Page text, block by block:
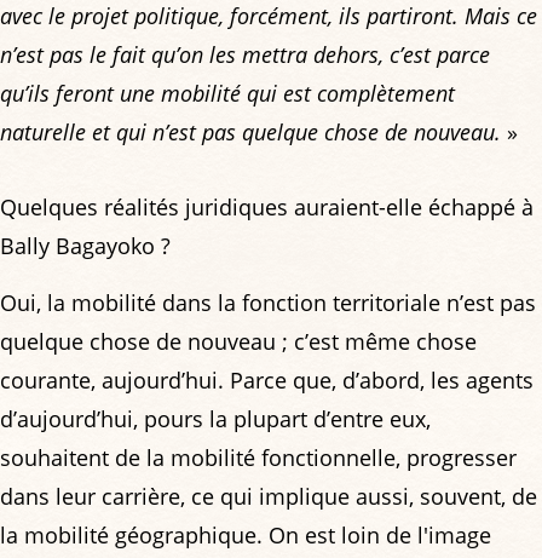
avec le projet politique, forcément, ils partiront. Mais ce
n’est pas le fait qu’on les mettra dehors, c’est parce
qu’ils feront une mobilité qui est complètement
naturelle et qui n’est pas quelque chose de nouveau. »
Quelques réalités juridiques auraient-elle échappé à
Bally Bagayoko ?
Oui, la mobilité dans la fonction territoriale n’est pas
quelque chose de nouveau ; c’est même chose
courante, aujourd’hui. Parce que, d’abord, les agents
d’aujourd’hui, pours la plupart d’entre eux,
souhaitent de la mobilité fonctionnelle, progresser
dans leur carrière, ce qui implique aussi, souvent, de
la mobilité géographique. On est loin de l'image